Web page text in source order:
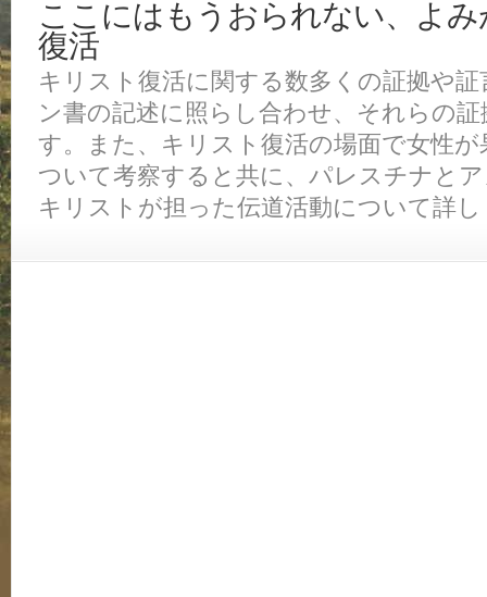
ここにはもうおられない、よ
復活
キリスト復活に関する数多くの証拠や
ン書の記述に照らし合わせ、それらの
す。また、キリスト復活の場面で女性
ついて考察すると共に、パレスチナと
キリストが担った伝道活動について詳